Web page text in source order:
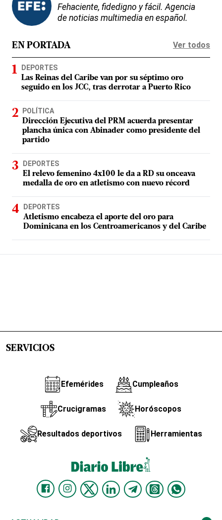
Fehaciente, fidedigno y fácil. Agencia
de noticias multimedia en español.
EN PORTADA Ver todos
DEPORTES
Las Reinas del Caribe van por su séptimo oro
seguido en los JCC, tras derrotar a Puerto Rico
POLÍTICA
Dirección Ejecutiva del PRM acuerda presentar
plancha única con Abinader como presidente del
partido
DEPORTES
El relevo femenino 4x100 le da a RD su onceava
medalla de oro en atletismo con nuevo récord
DEPORTES
Atletismo encabeza el aporte del oro para
Dominicana en los Centroamericanos y del Caribe
SERVICIOS
Efemérides Cumpleaños
Crucigramas Horóscopos
Resultados deportivos Herramientas